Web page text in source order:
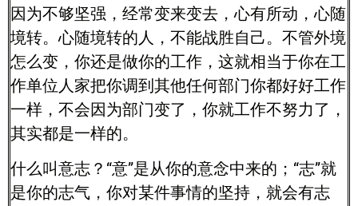
因为不够坚强，经常变来变去，心有所动，心随
境转。心随境转的人，不能战胜自己。不管外境
怎么变，你还是做你的工作，这就相当于你在工
作单位人家把你调到其他任何部门你都好好工作
一样，不会因为部门变了，你就工作不努力了，
其实都是一样的。
什么叫意志？“意”是从你的意念中来的；“志”就
是你的志气，你对某件事情的坚持，就会有志